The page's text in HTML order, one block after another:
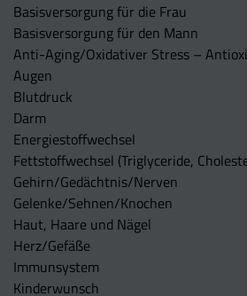
Basisversorgung für die Frau
Basisversorgung für den Mann
Anti-Aging/Oxidativer Stress –
Augen
Blutdruck
Darm
Energiestoffwechsel
Fettstoffwechsel (Triglyceride,
Gehirn/Gedächtnis/Nerven
Gelenke/Sehnen/Knochen
Haut, Haare und Nägel
Herz/Gefäße
Immunsystem
Kinderwunsch